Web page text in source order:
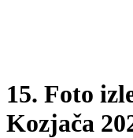
15. Foto
Kozjača